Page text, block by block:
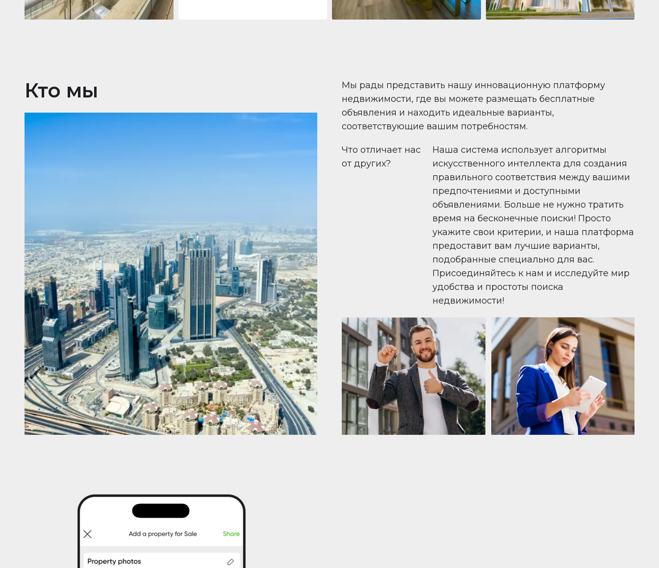
34392 m² 96 m² 1271 m²
Кто мы
Мы рады представить нашу инновационную платформу
недвижимости, где вы можете размещать бесплатные
объявления и находить идеальные варианты,
соответствующие вашим потребностям.
Что отличает нас
от других?
Наша система использует алгоритмы
искусственного интеллекта для создания
правильного соответствия между вашими
предпочтениями и доступными
объявлениями. Больше не нужно тратить
время на бесконечные поиски! Просто
укажите свои критерии, и наша платформа
предоставит вам лучшие варианты,
подобранные специально для вас.
Присоединяйтесь к нам и исследуйте мир
удобства и простоты поиска
недвижимости!